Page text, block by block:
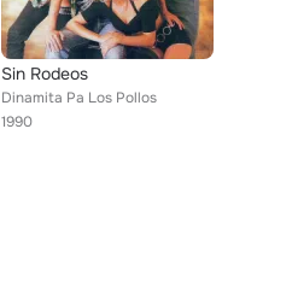
Sin Rodeos
Dinamita Pa Los Pollos
1990